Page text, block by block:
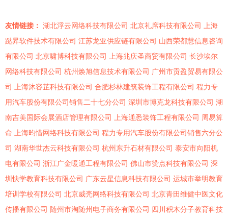
显担当
友情链接： 湖北浮云网络科技有限公司 北京礼席科技有限公司
上海
跶昇软件技术有限公司 江苏龙亚供应链有限公司 山西荣都慧信息咨询
有限公司 北京啸博科技有限公司 上海兆庆圣商贸有限公司 长沙埃尔
网络科技有限公司 杭州焕旭信息技术有限公司 广州市贡盈贸易有限公
司
上海沐容芷科技有限公司 合肥杉林建筑装饰工程有限公司 程力专
用汽车股份有限公司销售二十七分公司 深圳市博克龙科技有限公司 湖
南吉美国际会展酒店管理有限公司
上海通悉装饰工程有限公司 周易算
命
上海昀惜网络科技有限公司 程力专用汽车股份有限公司销售六分公
司 湖南华世杰云科技有限公司 杭州东升石材有限公司 泰安市向阳机
电有限公司 浙江广金暖通工程有限公司 佛山市赞点科技有限公司 深
圳快学教育科技有限公司 广东云星信息科技有限公司 运城市举明教育
培训学校有限公司 北京威壳网络科技有限公司 北京青田维健中医文化
传播有限公司 随州市淘随州电子商务有限公司 四川积木分子教育科技